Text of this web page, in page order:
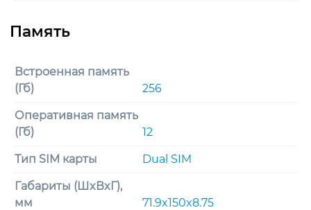
Встроенная память
(Гб)
256
Оперативная память
(Гб)
12
Тип SIM карты Dual SIM
Габариты (ШxВxГ),
мм
71.9x150x8.75